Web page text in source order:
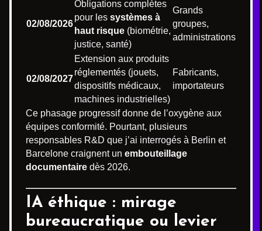
02/08/2026
Obligations complètes
pour les systèmes à
haut risque (biométrie,
justice, santé)
Grands
groupes,
administrations
02/08/2027
Extension aux produits
réglementés (jouets,
dispositifs médicaux,
machines industrielles)
Fabricants,
importateurs
Ce phasage progressif donne de l’oxygène aux
équipes conformité. Pourtant, plusieurs
responsables R&D que j’ai interrogés à Berlin et
Barcelone craignent un embouteillage
documentaire dès 2026.
IA éthique : mirage
bureaucratique ou levier